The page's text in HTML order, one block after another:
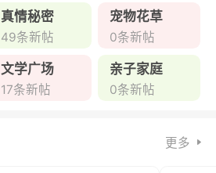
真情秘密
49条新帖
宠物花草
0条新帖
文学广场
17条新帖
亲子家庭
0条新帖
更多